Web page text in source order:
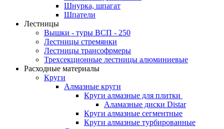
Шнурка, шпагат
Шпатели
Лестницы
Вышки - туры ВСП - 250
Лестницы стремянки
Лестницы трансофрмеры
Трехсекционные лестницы алюминиевые
Расходные материалы
Круги
Алмазные круги
Круги алмазные для плитки
Аламазные диски Distar
Круги алмазные сегментные
Круги алмазные турбированные